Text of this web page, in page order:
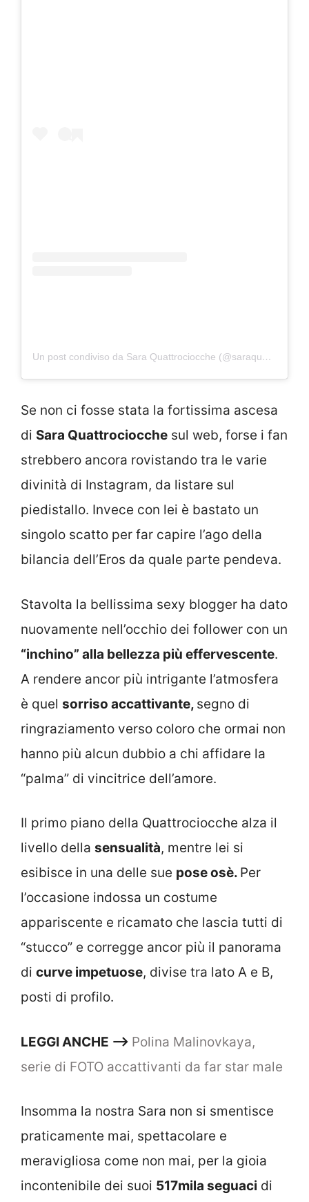
Un post condiviso da Sara Quattrociocche (@saraquattrociocche)
Se non ci fosse stata la fortissima ascesa
di Sara Quattrociocche sul web, forse i fan
strebbero ancora rovistando tra le varie
divinità di Instagram, da listare sul
piedistallo. Invece con lei è bastato un
singolo scatto per far capire l’ago della
bilancia dell’Eros da quale parte pendeva.
Stavolta la bellissima sexy blogger ha dato
nuovamente nell’occhio dei follower con un
“inchino” alla bellezza più effervescente.
A rendere ancor più intrigante l’atmosfera
è quel sorriso accattivante, segno di
ringraziamento verso coloro che ormai non
hanno più alcun dubbio a chi affidare la
“palma” di vincitrice dell’amore.
Il primo piano della Quattrociocche alza il
livello della sensualità, mentre lei si
esibisce in una delle sue pose osè. Per
l’occasione indossa un costume
appariscente e ricamato che lascia tutti di
“stucco” e corregge ancor più il panorama
di curve impetuose, divise tra lato A e B,
posti di profilo.
LEGGI ANCHE —–> Polina Malinovkaya,
serie di FOTO accattivanti da far star male
Insomma la nostra Sara non si smentisce
praticamente mai, spettacolare e
meravigliosa come non mai, per la gioia
incontenibile dei suoi 517mila seguaci di